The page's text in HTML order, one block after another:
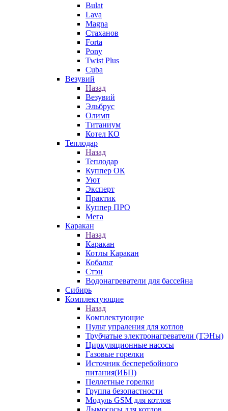
Bulat
Lava
Magna
Стаханов
Forta
Pony
Twist Plus
Cuba
Везувий
Назад
Везувий
Эльбрус
Олимп
Титаниум
Котел КО
Теплодар
Назад
Теплодар
Куппер ОК
Уют
Эксперт
Практик
Куппер ПРО
Мега
Каракан
Назад
Каракан
Котлы Каракан
Кобальт
Стэн
Водонагреватели для бассейна
Сибирь
Комплектующие
Назад
Комплектующие
Пульт упраления для котлов
Трубчатые электронагреватели (ТЭНы)
Циркуляционные насосы
Газовые горелки
Источник бесперебойного
питания(ИБП)
Пеллетные горелки
Группа безопастности
Модуль GSM для котлов
Дымососы для котлов